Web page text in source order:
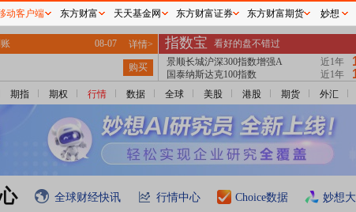
期指 期权 行情 数据 全球 美股 港股 期货 外汇
全球财经快讯 行情中心 Choice数据 妙想
动客户端 东方财富 天天基金网 东方财富证券 东方财富期货 妙想